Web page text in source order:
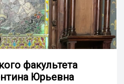
факультета
Юрьевна